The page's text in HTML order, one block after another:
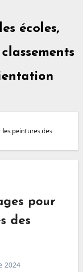
écoles,
peintures des
pour
des
2024